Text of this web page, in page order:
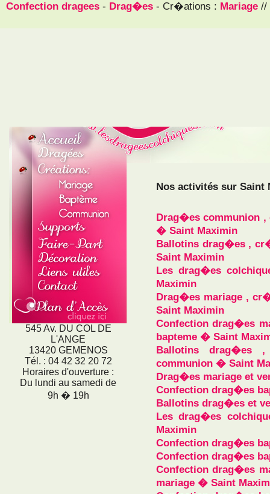
Confection dragees - Drag�es - Cr�ations : Mariage //
545 Av. DU COL DE
L'ANGE
13420 GEMENOS
Tél. : 04 42 32 20 72
Horaires d'ouverture :
Du lundi au samedi de
9h � 19h
Nos activités sur Saint
Drag�es communion
� Saint Maximin
Ballotins drag�es ,
Saint Maximin
Les drag�es
Maximin
Drag�es mariage ,
Saint Maximin
Confection drag�es
bapteme � Saint
Ballotins drag�es ,
communion � Saint
Drag�es mariage et
Confection drag�es
Ballotins drag�es et
Les drag�es
Maximin
Confection drag�es
Confection drag�es
Confection drag�es
mariage � Saint